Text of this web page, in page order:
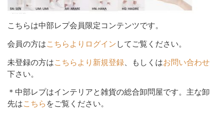
切
こちらは中部レプ会員限定コンテンツです。
会員の方はこちらよりログイン してご覧ください。
未登録の方はこちらより新規登録 、もしくはお問い合わせ
下さい。
＊中部レプはインテリアと雑貨の総合卸問屋です。主な卸
先はこちら をご覧ください。